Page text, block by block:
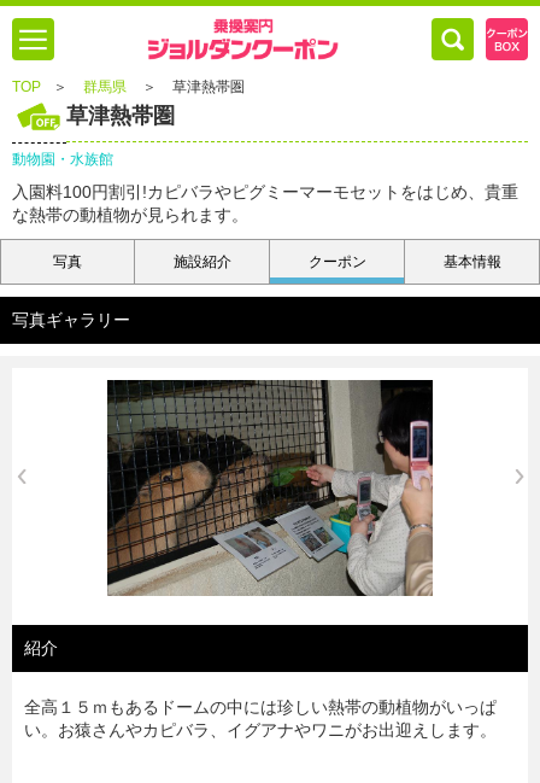
TOP ＞ 群馬県 ＞ 草津熱帯圏
草津熱帯圏
動物園・水族館
入園料100円割引!カピバラやピグミーマーモセットをはじめ、貴重
な熱帯の動植物が見られます。
写真 施設紹介 クーポン 基本情報
写真ギャラリー
紹介
全高１５ｍもあるドームの中には珍しい熱帯の動植物がいっぱ
い。お猿さんやカピバラ、イグアナやワニがお出迎えします。